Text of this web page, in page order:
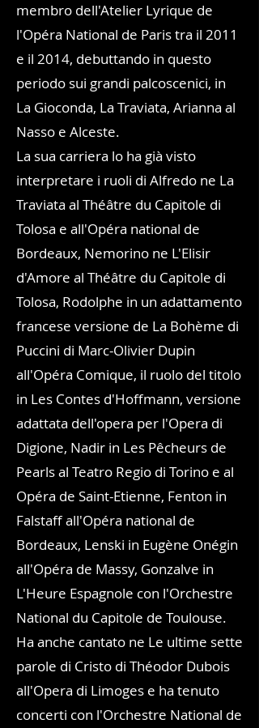
membro dell'Atelier Lyrique de
l'Opéra National de Paris tra il 2011
e il 2014, debuttando in questo
periodo sui grandi palcoscenici, in
La Gioconda, La Traviata, Arianna al
Nasso e Alceste.
La sua carriera lo ha già visto
interpretare i ruoli di Alfredo ne La
Traviata al Théâtre du Capitole di
Tolosa e all'Opéra national de
Bordeaux, Nemorino ne L'Elisir
d'Amore al Théâtre du Capitole di
Tolosa, Rodolphe in un adattamento
francese versione de La Bohème di
Puccini di Marc-Olivier Dupin
all'Opéra Comique, il ruolo del titolo
in Les Contes d'Hoffmann, versione
adattata dell'opera per l'Opera di
Digione, Nadir in Les Pêcheurs de
Pearls al Teatro Regio di Torino e al
Opéra de Saint-Etienne, Fenton in
Falstaff all'Opéra national de
Bordeaux, Lenski in Eugène Onégin
all'Opéra de Massy, Gonzalve in
L'Heure Espagnole con l'Orchestre
National du Capitole de Toulouse.
Ha anche cantato ne Le ultime sette
parole di Cristo di Théodor Dubois
all'Opera di Limoges e ha tenuto
concerti con l'Orchestre National de